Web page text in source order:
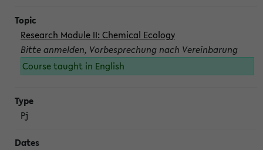
Research Module II: Chemical Ecology
Bitte anmelden, Vorbesprechung nach Vereinbarung
Course taught in English
Pj